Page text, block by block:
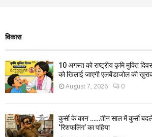
विकास
10 अगस्त को राष्ट्रीय कृमि मुक्ति
को खिलाई जाएगी एलबेंडाजोल की
August 7, 2026 0
कुर्सी के कान ……तीन साल में कुर्सी
‘रिशफलिंग’ का पहिया